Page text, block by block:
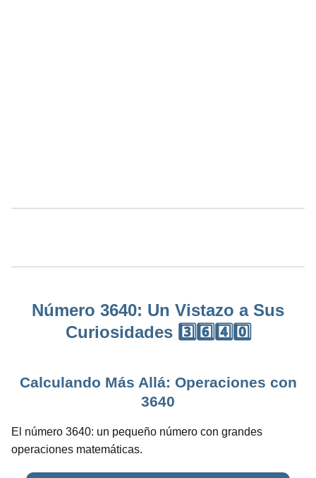
Número 3640: Un Vistazo a Sus
Curiosidades 3️⃣6️⃣4️⃣0️⃣
Calculando Más Allá: Operaciones con
3640
El número 3640: un pequeño número con grandes
operaciones matemáticas.